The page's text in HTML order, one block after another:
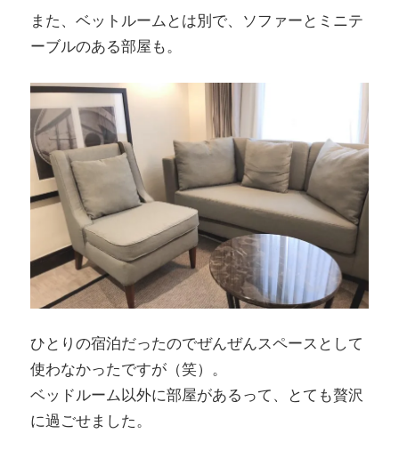
また、ベットルームとは別で、ソファーとミニテ
ーブルのある部屋も。
ひとりの宿泊だったのでぜんぜんスペースとして
使わなかったですが（笑）。
ベッドルーム以外に部屋があるって、とても贅沢
に過ごせました。